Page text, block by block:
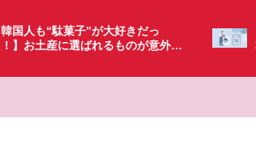
【そんなものまで買っていくの？】日
本のドラストで韓国人が買うものがち